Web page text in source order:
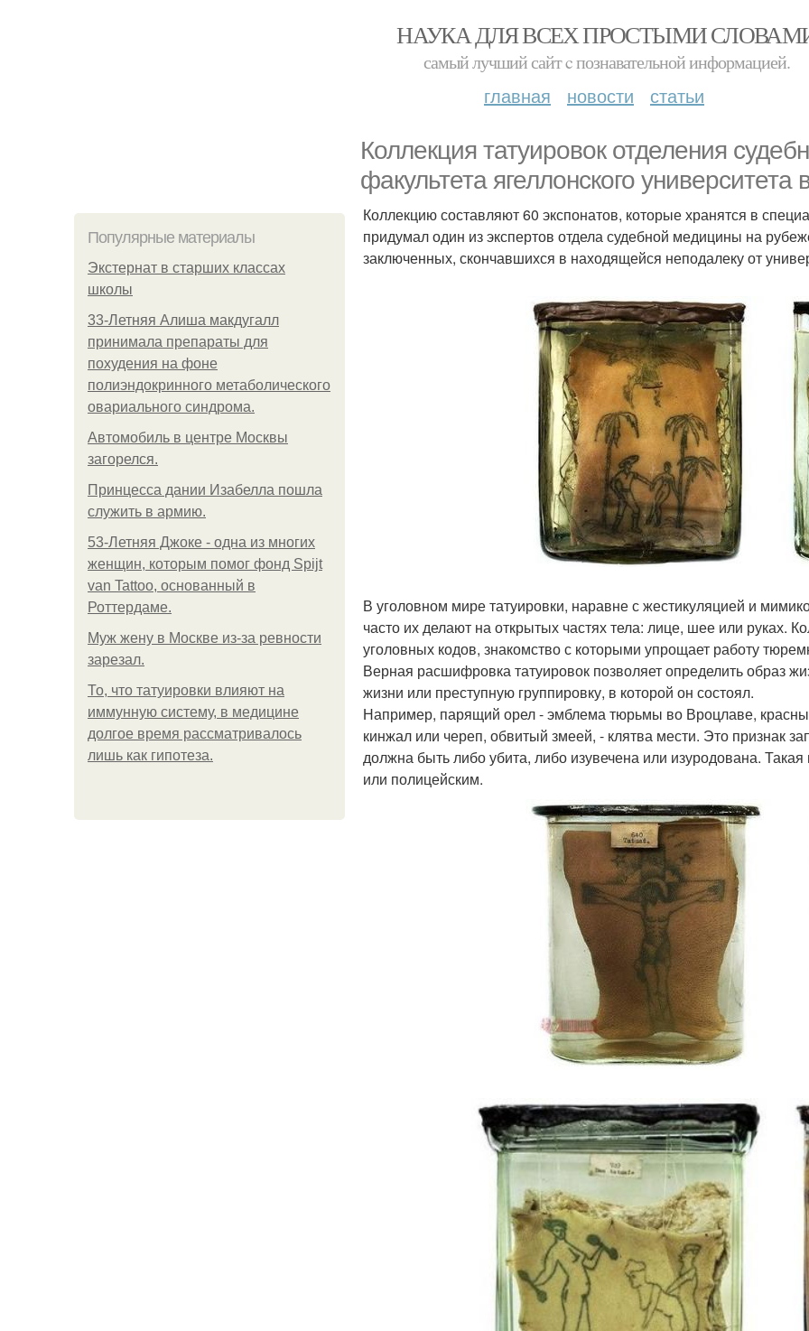
НАУКА ДЛЯ ВСЕХ ПРОСТЫМИ
самый лучший сайт c познавательной информацией.
главная новости статьи
Коллекция татуировок отделения
факультета ягеллонского университета
Популярные материалы
Экстернат в старших классах
школы
33-Летняя Алиша макдугалл
принимала препараты для
похудения на фоне
полиэндокринного метаболического
овариального синдрома.
Автомобиль в центре Москвы
загорелся.
Принцесса дании Изабелла пошла
служить в армию.
53-Летняя Джоке - одна из многих
женщин, которым помог фонд Spijt
van Tattoo, основанный в
Роттердаме.
Mуж жену в Москве из-за ревности
зарезал.
То, что татуировки влияют на
иммунную систему, в медицине
долгое время рассматривалось
лишь как гипотеза.
Коллекцию составляют 60 экспонатов, которые хранятся в
придумал один из экспертов отдела судебной медицины на
заключенных, скончавшихся в находящейся неподалеку от
В уголовном мире татуировки, наравне с жестикуляцией и
часто их делают на открытых частях тела: лице, шее или руках.
уголовных кодов, знакомство с которыми упрощает работу
Верная расшифровка татуировок позволяет определить образ
жизни или преступную группировку, в которой он состоял.
Например, парящий орел - эмблема тюрьмы во Вроцлаве,
кинжал или череп, обвитый змеей, - клятва мести. Это признак
должна быть либо убита, либо изувечена или изуродована.
или полицейским.